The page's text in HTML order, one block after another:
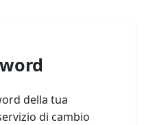
della tua
di cambio